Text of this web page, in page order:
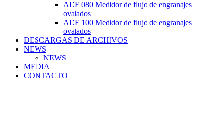
ADF 080 Medidor de flujo de engranajes
ovalados
ADF 100 Medidor de flujo de engranajes
ovalados
DESCARGAS DE ARCHIVOS
NEWS
NEWS
MEDIA
CONTACTO